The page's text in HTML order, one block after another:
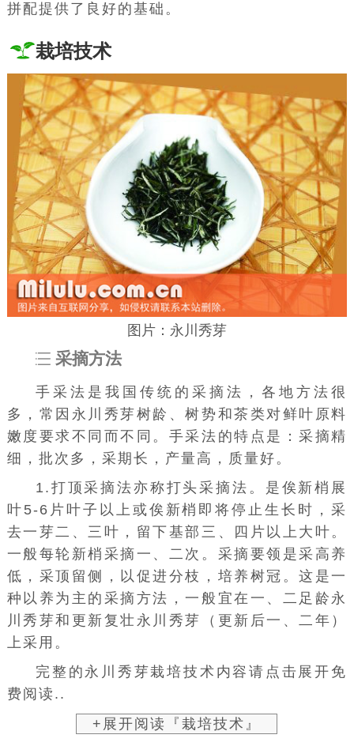
拼配提供了良好的基础。
栽培技术
图片：永川秀芽
采摘方法
手采法是我国传统的采摘法，各地方法很
多，常因永川秀芽树龄、树势和茶类对鲜叶原料
嫩度要求不同而不同。手采法的特点是：采摘精
细，批次多，采期长，产量高，质量好。
1. 打顶采摘法亦称打头采摘法。是俟新梢展
叶5-6片叶子以上或俟新梢即将停止生长时，采
去一芽二、三叶，留下基部三、四片以上大叶。
一般每轮新梢采摘一、二次。采摘要领是采高养
低，采顶留侧，以促进分枝，培养树冠。这是一
种以养为主的采摘方法，一般宜在一、二足龄永
川秀芽和更新复壮永川秀芽（更新后一、二年）
上采用。
完整的永川秀芽栽培技术内容请点击展开免
费阅读..
+展开阅读『栽培技术』